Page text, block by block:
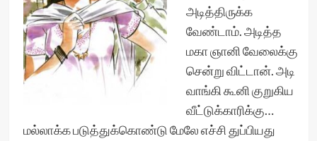
அடித்திருக்க
வேண்டாம். அடித்த
மகா ஞானி வேலைக்கு
சென்று விட்டான். அடி
வாங்கி கூனி குறுகிய
வீட்டுக்காரிக்கு…
மல்லாக்க படுத்துக்கொண்டு மேலே எச்சி துப்பியது